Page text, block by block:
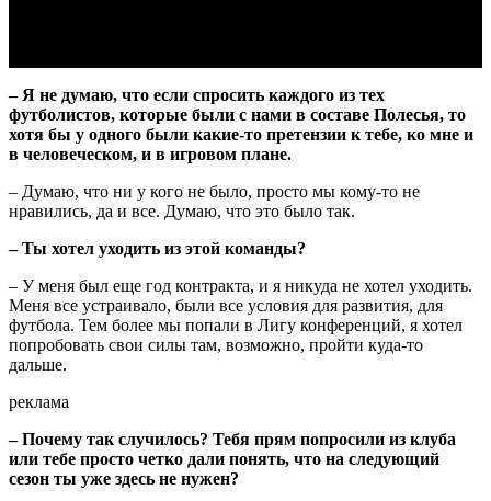
– Я не думаю, что если спросить каждого из тех
футболистов, которые были с нами в составе Полесья, то
хотя бы у одного были какие-то претензии к тебе, ко мне и
в человеческом, и в игровом плане.
– Думаю, что ни у кого не было, просто мы кому-то не
нравились, да и все. Думаю, что это было так.
– Ты хотел уходить из этой команды?
– У меня был еще год контракта, и я никуда не хотел уходить.
Меня все устраивало, были все условия для развития, для
футбола. Тем более мы попали в Лигу конференций, я хотел
попробовать свои силы там, возможно, пройти куда-то
дальше.
реклама
– Почему так случилось? Тебя прям попросили из клуба
или тебе просто четко дали понять, что на следующий
сезон ты уже здесь не нужен?